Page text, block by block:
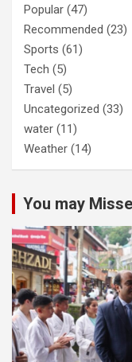
Popular (47)
Recommended (23)
Sports (61)
Tech (5)
Travel (5)
Uncategorized (33)
water (11)
Weather (14)
You may